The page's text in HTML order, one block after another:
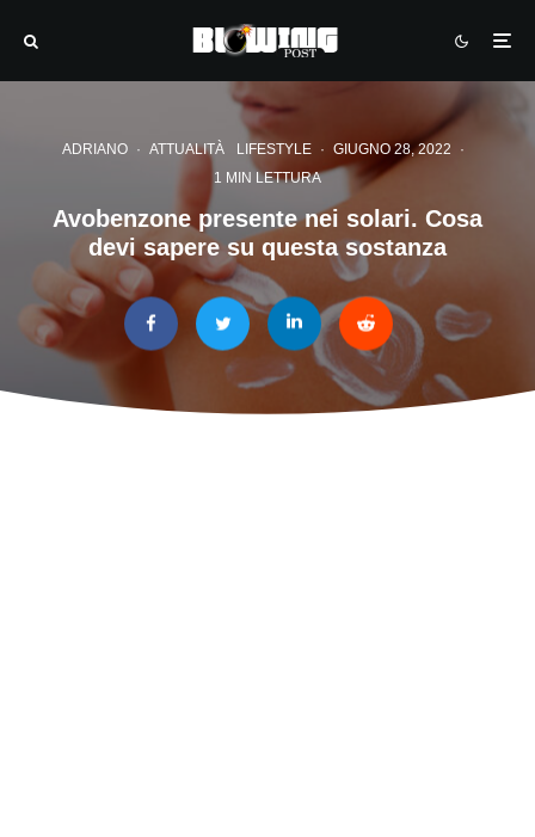
ADRIANO · ATTUALITÀ LIFESTYLE · GIUGNO 28, 2022
·
1 MIN LETTURA
Avobenzone presente nei solari. Cosa
devi sapere su questa sostanza